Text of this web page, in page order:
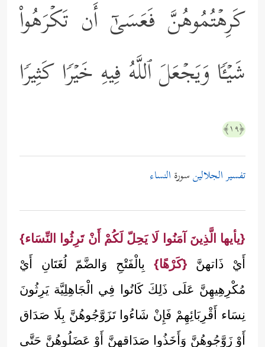
كَرِهۡتُمُوهُنَّ فَعَسَىٰۤ أَن تَكۡرَهُواْ
شَیۡـࣰٔا وَیَجۡعَلَ ٱللَّهُ فِیهِ خَیۡرࣰا كَثِیرࣰا
﴿١٩﴾
تفسير الجلالينسورة النساء
{يأيها الَّذِينَ آمَنُوا لَا يَحِلّ لَكُمْ أَنْ تَرِثُوا النِّسَاء}
أَيْ ذَاتهنَّ {كَرْهًا} بِالْفَتْحِ وَالضَّمّ لُغَتَانِ أَيْ
مُكْرِهِيهِنَّ عَلَى ذَلِكَ كَانُوا فِي الْجَاهِلِيَّة يَرِثُونَ
نِسَاء أَقْرِبَائِهِمْ فَإِنْ شَاءُوا تَزَوَّجُوهُنَّ بِلَا صَدَاق
أَوْ زَوَّجُوهُنَّ وَأَخَذُوا صَدَاقهنَّ أَوْ عَضَلُوهُنَّ حَتَّى